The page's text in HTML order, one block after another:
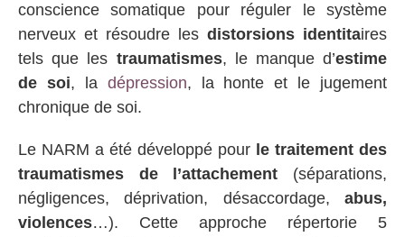
conscience somatique pour réguler le système
nerveux et résoudre les distorsions identitaires
tels que les traumatismes, le manque d’estime
de soi, la dépression, la honte et le jugement
chronique de soi.
Le NARM a été développé pour le traitement des
traumatismes de l’attachement (séparations,
négligences, déprivation, désaccordage, abus,
violences…). Cette approche répertorie 5